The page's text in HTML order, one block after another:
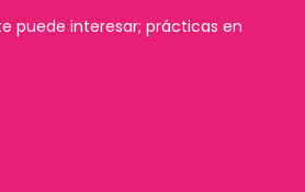
puede interesar; prácticas en